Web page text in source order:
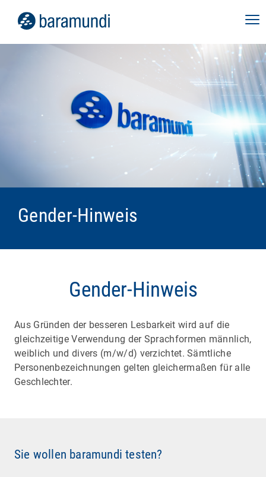
Gender-Hinweis
Gender-Hinweis
Aus Gründen der besseren Lesbarkeit wird auf die
gleichzeitige Verwendung der Sprachformen männlich,
weiblich und divers (m/w/d) verzichtet. Sämtliche
Personenbezeichnungen gelten gleichermaßen für alle
Geschlechter.
Sie wollen baramundi testen?